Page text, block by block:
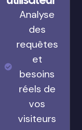
Analyse
des
requêtes
et
besoins
réels de
vos
visiteurs